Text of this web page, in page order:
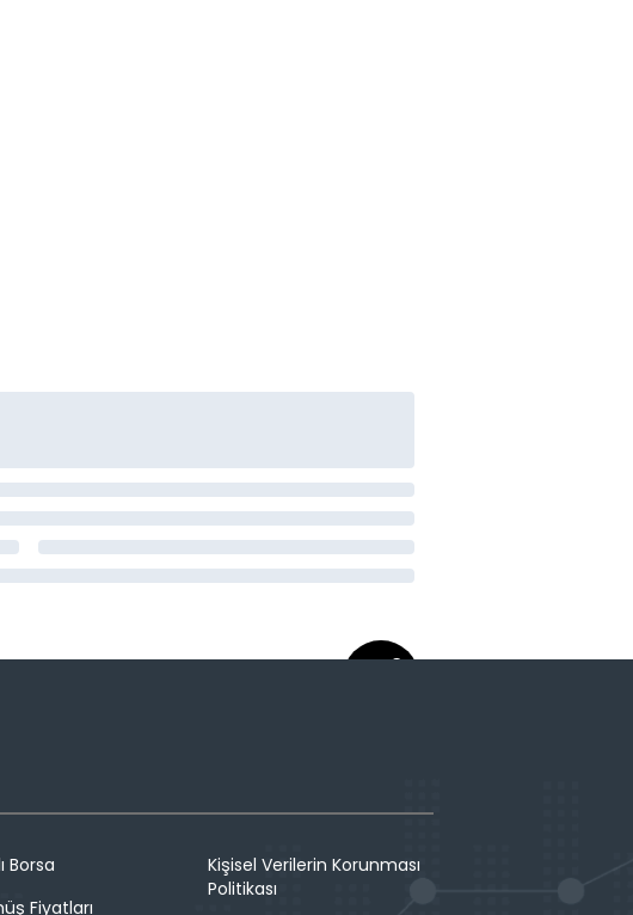
başlangıçları
Borsa
Fiyatları
Kişisel Verilerin Korunması
Politikası